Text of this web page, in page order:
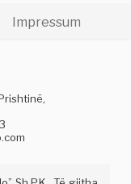
Impressum